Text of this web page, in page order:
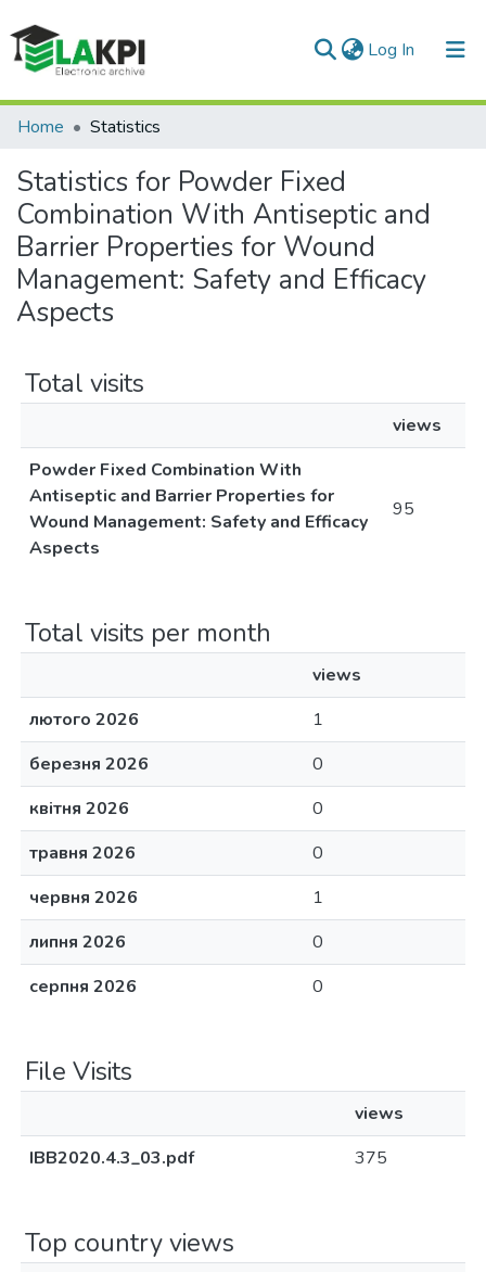
Log In (current)
Communities & Collections
All of DSpace
Home Statistics
Statistics for Powder Fixed
Combination With Antiseptic and
Barrier Properties for Wound
Management: Safety and Efficacy
Aspects
Total visits
views
Powder Fixed Combination With
Antiseptic and Barrier Properties for
Wound Management: Safety and Efficacy
Aspects
95
Total visits per month
views
лютого 2026
1
березня 2026
0
квітня 2026
0
травня 2026
0
червня 2026
1
липня 2026
0
серпня 2026
0
File Visits
views
IBB2020.4.3_03.pdf
375
Top country views